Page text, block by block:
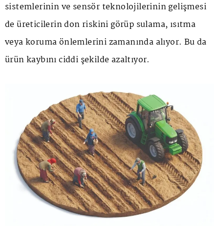
sistemlerinin ve sensör teknolojilerinin gelişmesi
de üreticilerin don riskini görüp sulama, ısıtma
veya koruma önlemlerini zamanında alıyor. Bu da
ürün kaybını ciddi şekilde azaltıyor.